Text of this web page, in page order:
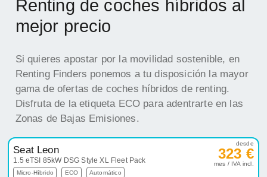
Renting de coches híbridos al
mejor precio
Si quieres apostar por la movilidad sostenible, en
Renting Finders ponemos a tu disposición la mayor
gama de ofertas de coches híbridos de renting.
Disfruta de la etiqueta ECO para adentrarte en las
Zonas de Bajas Emisiones.
Seat Leon
1.5 eTSI 85kW DSG Style XL Fleet Pack
Micro-Híbrido ECO Automático
desde
323 €
mes / IVA incl.